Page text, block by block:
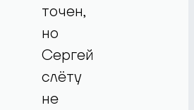
точен,
но
Сергей
слёту
не